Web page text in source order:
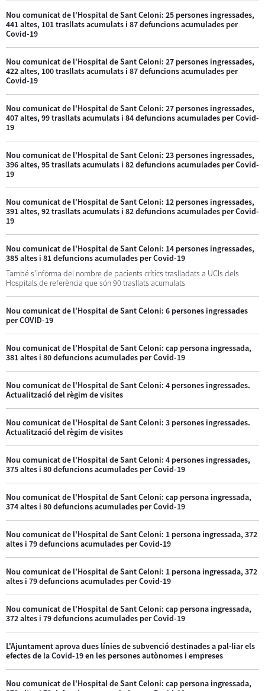
Nou comunicat de l'Hospital de Sant Celoni: 25 persones ingressades,
441 altes, 101 trasllats acumulats i 87 defuncions acumulades per
Covid-19
Nou comunicat de l'Hospital de Sant Celoni: 27 persones ingressades,
422 altes, 100 trasllats acumulats i 87 defuncions acumulades per
Covid-19
Nou comunicat de l'Hospital de Sant Celoni: 27 persones ingressades,
407 altes, 99 trasllats acumulats i 84 defuncions acumulades per Covid-
19
Nou comunicat de l'Hospital de Sant Celoni: 23 persones ingressades,
396 altes, 95 trasllats acumulats i 82 defuncions acumulades per Covid-
19
Nou comunicat de l'Hospital de Sant Celoni: 12 persones ingressades,
391 altes, 92 trasllats acumulats i 82 defuncions acumulades per Covid-
19
Nou comunicat de l'Hospital de Sant Celoni: 14 persones ingressades,
385 altes i 81 defuncions acumulades per Covid-19
També s'informa del nombre de pacients crítics traslladats a UCIs dels
Hospitals de referència que són 90 trasllats acumulats
Nou comunicat de l'Hospital de Sant Celoni: 6 persones ingressades
per COVID-19
Nou comunicat de l'Hospital de Sant Celoni: cap persona ingressada,
381 altes i 80 defuncions acumulades per Covid-19
Nou comunicat de l'Hospital de Sant Celoni: 4 persones ingressades.
Actualització del règim de visites
Nou comunicat de l'Hospital de Sant Celoni: 3 persones ingressades.
Actualització del règim de visites
Nou comunicat de l'Hospital de Sant Celoni: 4 persones ingressades,
375 altes i 80 defuncions acumulades per Covid-19
Nou comunicat de l'Hospital de Sant Celoni: cap persona ingressada,
374 altes i 80 defuncions acumulades per Covid-19
Nou comunicat de l'Hospital de Sant Celoni: 1 persona ingressada, 372
altes i 79 defuncions acumulades per Covid-19
Nou comunicat de l'Hospital de Sant Celoni: 1 persona ingressada, 372
altes i 79 defuncions acumulades per Covid-19
Nou comunicat de l'Hospital de Sant Celoni: cap persona ingressada,
372 altes i 79 defuncions acumulades per Covid-19
L'Ajuntament aprova dues línies de subvenció destinades a pal·liar els
efectes de la Covid-19 en les persones autònomes i empreses
Nou comunicat de l'Hospital de Sant Celoni: cap persona ingressada,